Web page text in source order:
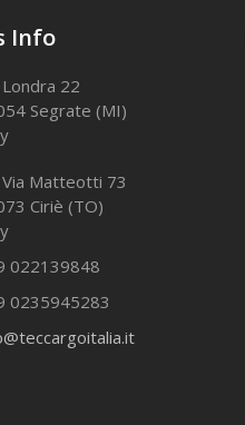
Info
Londra 22
Segrate (MI)
Via Matteotti 73
Ciriè (TO)
022139848
0235945283